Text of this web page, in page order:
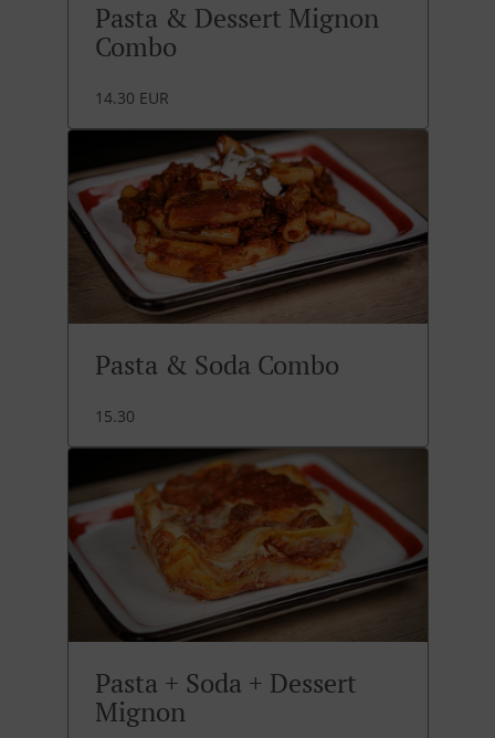
Pasta & Dessert Mignon
Combo
14.30 EUR
Pasta & Soda Combo
15.30
Pasta + Soda + Dessert
Mignon